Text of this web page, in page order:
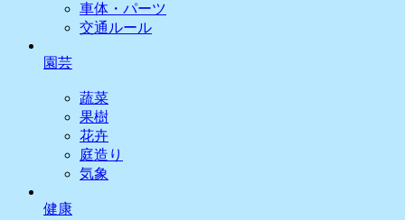
車体・パーツ
交通ルール
園芸
蔬菜
果樹
花卉
庭造り
気象
健康